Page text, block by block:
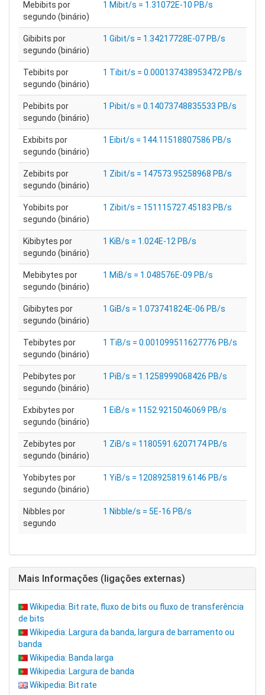
Mebibits por
segundo (binário)
1 Mibit/s = 1.31072E-10 PB/s
Gibibits por
segundo (binário)
1 Gibit/s = 1.34217728E-07 PB/s
Tebibits por
segundo (binário)
1 Tibit/s = 0.000137438953472 PB/s
Pebibits por
segundo (binário)
1 Pibit/s = 0.14073748835533 PB/s
Exbibits por
segundo (binário)
1 Eibit/s = 144.11518807586 PB/s
Zebibits por
segundo (binário)
1 Zibit/s = 147573.95258968 PB/s
Yobibits por
segundo (binário)
1 Zibit/s = 151115727.45183 PB/s
Kibibytes por
segundo (binário)
1 KiB/s = 1.024E-12 PB/s
Mebibytes por
segundo (binário)
1 MiB/s = 1.048576E-09 PB/s
Gibibytes por
segundo (binário)
1 GiB/s = 1.073741824E-06 PB/s
Tebibytes por
segundo (binário)
1 TiB/s = 0.001099511627776 PB/s
Pebibytes por
segundo (binário)
1 PiB/s = 1.1258999068426 PB/s
Exbibytes por
segundo (binário)
1 EiB/s = 1152.9215046069 PB/s
Zebibytes por
segundo (binário)
1 ZiB/s = 1180591.6207174 PB/s
Yobibytes por
segundo (binário)
1 YiB/s = 1208925819.6146 PB/s
Nibbles por
segundo
1 Nibble/s = 5E-16 PB/s
Mais Informações (ligações externas)
Wikipedia: Bit rate, fluxo de bits ou fluxo de transferência
de bits
Wikipedia: Largura da banda, largura de barramento ou
banda
Wikipedia: Banda larga
Wikipedia: Largura de banda
Wikipedia: Bit rate